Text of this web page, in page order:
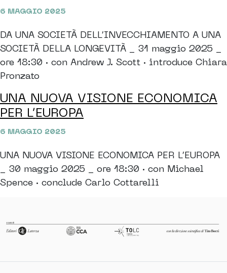
6 MAGGIO 2025
DA UNA SOCIETÀ DELL’INVECCHIAMENTO A UNA
SOCIETÀ DELLA LONGEVITÀ _ 31 maggio 2025 _
ore 18:30 · con Andrew J. Scott · introduce Chiara
Pronzato
UNA NUOVA VISIONE ECONOMICA
PER L’EUROPA
6 MAGGIO 2025
UNA NUOVA VISIONE ECONOMICA PER L’EUROPA
_ 30 maggio 2025 _ ore 18:30 · con Michael
Spence · conclude Carlo Cottarelli